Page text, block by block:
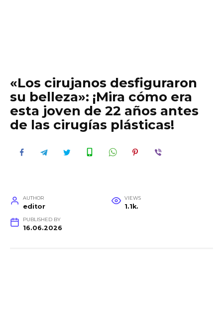
«Los cirujanos desfiguraron
su belleza»: ¡Mira cómo era
esta joven de 22 años antes
de las cirugías plásticas!
AUTHOR
editor
VIEWS
1.1k.
PUBLISHED BY
16.06.2026